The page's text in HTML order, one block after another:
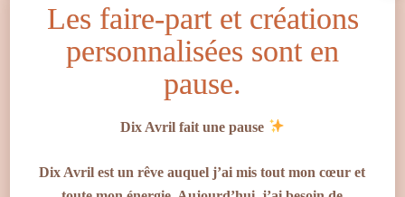
Votre panier est vide.
Go To Shop
Article 8 – Fabrication et
délais
Toutes les créations personnalisées sont réalisées à la
communiqués au Client sont donnés à titre indicatif.
Les faire-part et créations
personnalisées sont en
pause.
Dix Avril fait une pause
Dix Avril est un rêve auquel j’ai mis tout mon cœur et